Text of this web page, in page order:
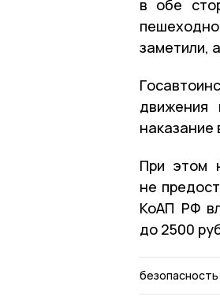
в обе
заметили,
движения
наказание
При этом
не
КоАП РФ
до 2500
безопасность